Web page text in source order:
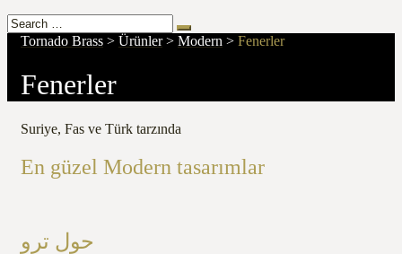
Search
for:
Search
Tornado Brass > Ürünler> Modern > Fenerler
Fenerler
Suriye, Fas ve Türk tarzında
En güzel Modern tasarımlar
حول ترو